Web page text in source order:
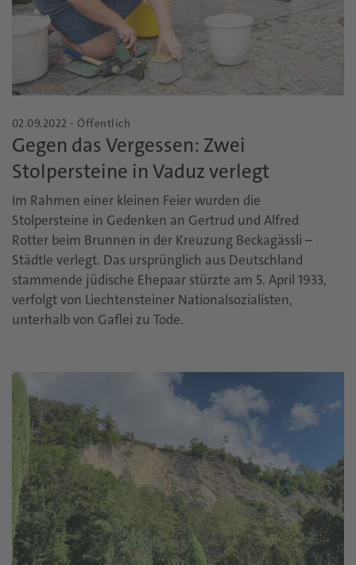
02.09.2022 - Öffentlich
Gegen das Vergessen: Zwei
Stolpersteine in Vaduz verlegt
Im Rahmen einer kleinen Feier wurden die
Stolpersteine in Gedenken an Gertrud und Alfred
Rotter beim Brunnen in der Kreuzung Beckagässli –
Städtle verlegt. Das ursprünglich aus Deutschland
stammende jüdische Ehepaar stürzte am 5. April 1933,
verfolgt von Liechtensteiner Nationalsozialisten,
unterhalb von Gaflei zu Tode.